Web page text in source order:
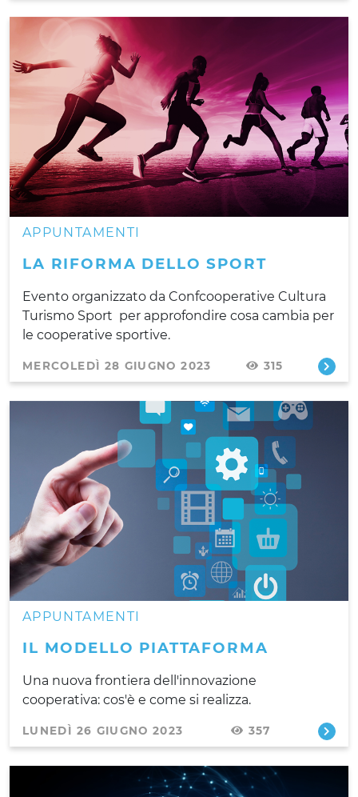
APPUNTAMENTI
LA RIFORMA DELLO SPORT
Evento organizzato da Confcooperative Cultura
Turismo Sport per approfondire cosa cambia per
le cooperative sportive.
MERCOLEDÌ 28 GIUGNO 2023 315
APPUNTAMENTI
IL MODELLO PIATTAFORMA
Una nuova frontiera dell'innovazione
cooperativa: cos'è e come si realizza.
LUNEDÌ 26 GIUGNO 2023 357